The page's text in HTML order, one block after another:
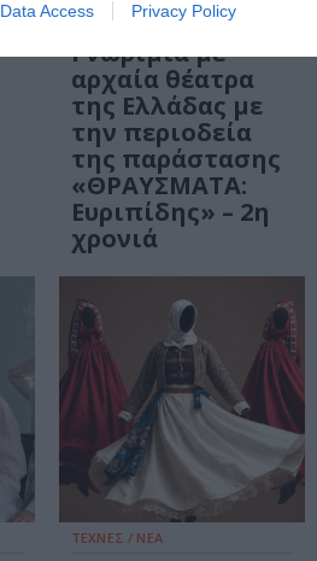
Data Access Privacy Policy
Εθνικό Θέατρο:
Γνωριμία με
αρχαία θέατρα
της Ελλάδας με
την περιοδεία
της παράστασης
«ΘΡΑΥΣΜΑΤΑ:
Ευριπίδης» – 2η
χρονιά
ΤΕΧΝΕΣ / ΝΕΑ